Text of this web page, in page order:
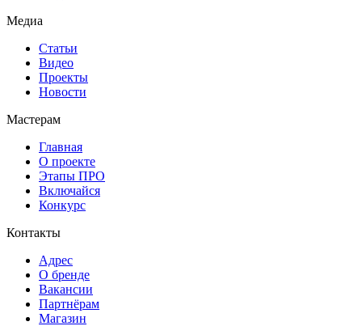
Медиа
Статьи
Видео
Проекты
Новости
Мастерам
Главная
О проекте
Этапы ПРО
Включайся
Конкурс
Контакты
Адрес
О бренде
Вакансии
Партнёрам
Магазин